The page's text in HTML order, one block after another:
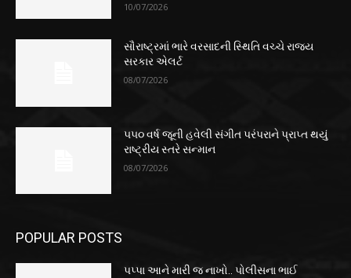
10/07/2026
સૌરાષ્ટ્રમાં ભારે વરસાદની સ્થિતિ વચ્ચે રાજ્ય
સરકાર એલર્ટ
08/07/2026
૫૫૦ વર્ષ જૂની હવેલી સંગીત પરંપરાને પ્રાપ્ત થયું
રાષ્ટ્રીય સ્તરે સન્માન
08/07/2026
POPULAR POSTS
પપ્પા આને મારી જ નાખો.. પોલીસના ભાઈ